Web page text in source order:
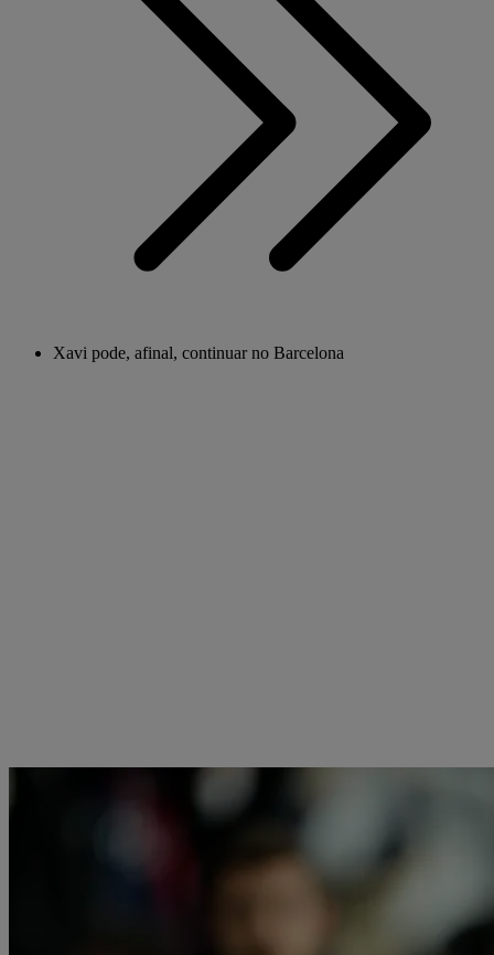
Xavi pode, afinal, continuar no Barcelona